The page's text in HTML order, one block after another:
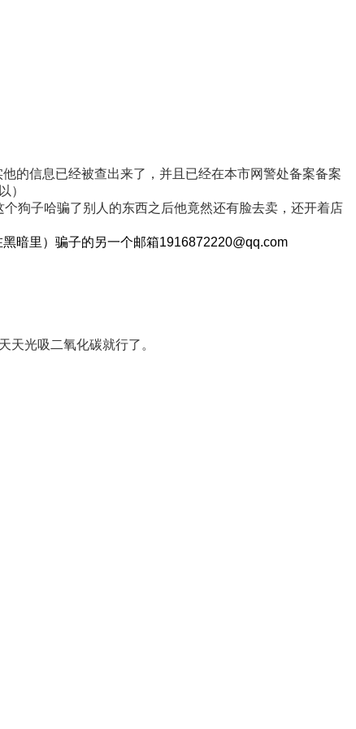
的信息已经被查出来了，并且已经在本市网警处备案备案
）
狗子哈骗了别人的东西之后他竟然还有脸去卖，还开着店
暗里）骗子的另一个邮箱1916872220@qq.com
天光吸二氧化碳就行了。